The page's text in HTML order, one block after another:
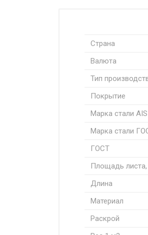
Страна
Валюта
Тип
Покрытие
Марка стали
Марка стали
ГОСТ
Площадь
Длина
Материал
Раскрой